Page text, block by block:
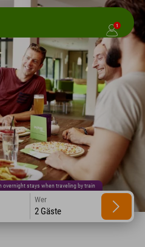
1
overnight stays when traveling by train
Wer
2 Gäste